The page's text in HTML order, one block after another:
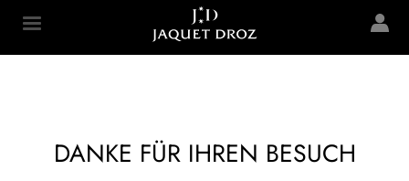
content
Jaquet Droz
DANKE FÜR IHREN BESUCH